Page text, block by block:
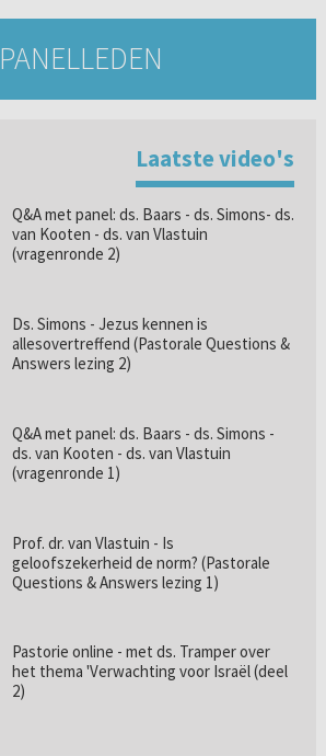
PANELLEDEN
Laatste video's
Q&A met panel: ds. Baars - ds. Simons- ds.
van Kooten - ds. van Vlastuin
(vragenronde 2)
Ds. Simons - Jezus kennen is
allesovertreffend (Pastorale Questions &
Answers lezing 2)
Q&A met panel: ds. Baars - ds. Simons -
ds. van Kooten - ds. van Vlastuin
(vragenronde 1)
Prof. dr. van Vlastuin - Is
geloofszekerheid de norm? (Pastorale
Questions & Answers lezing 1)
Pastorie online - met ds. Tramper over
het thema 'Verwachting voor Israël (deel
2)